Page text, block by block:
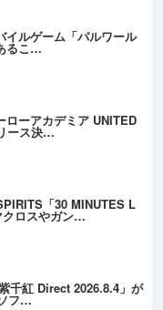
イルゲーム「パルワール
るこ…
ローアカデミア UNITED
ース決…
「30 MINUTES L
クロスやガン…
千紅 Direct 2026.8.4」が
フ…